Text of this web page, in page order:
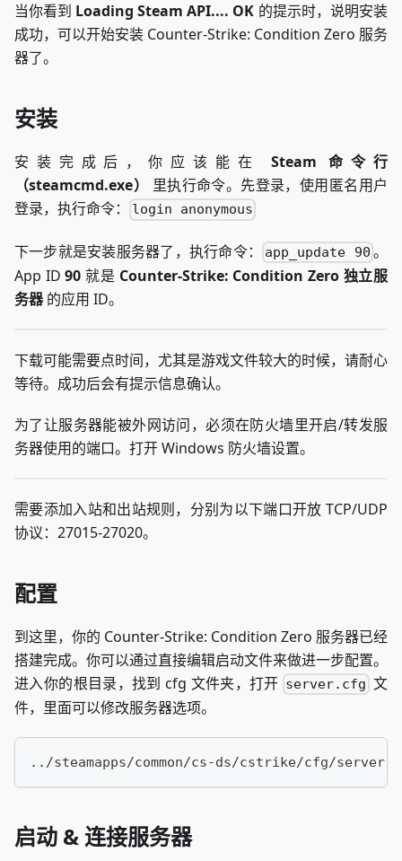
当你看到 Loading Steam API.... OK 的提示时，说明安装
成功，可以开始安装 Counter-Strike: Condition Zero 服务
器了。
安装
安装完成后，你应该能在Steam 命令行
（steamcmd.exe）
里执行命令。先登录，使用匿名用户
登录，执行命令：
login anonymous
下一步就是安装服务器了，执行命令： app_update 90 。
App ID90 就是 Counter-Strike: Condition Zero 独立服
务器的应用 ID。
下载可能需要点时间，尤其是游戏文件较大的时候，请耐心
等待。成功后会有提示信息确认。
为了让服务器能被外网访问，必须在防火墙里开启/转发服
务器使用的端口。打开 Windows 防火墙设置。
需要添加入站和出站规则，分别为以下端口开放 TCP/UDP
协议：27015-27020。
配置
到这里，你的 Counter-Strike: Condition Zero 服务器已经
搭建完成。你可以通过直接编辑启动文件来做进一步配置。
进入你的根目录，找到 cfg 文件夹，打开 server.cfg 文
件，里面可以修改服务器选项。
../steamapps/common/cs-ds/cstrike/cfg/
启动 & 连接服务器